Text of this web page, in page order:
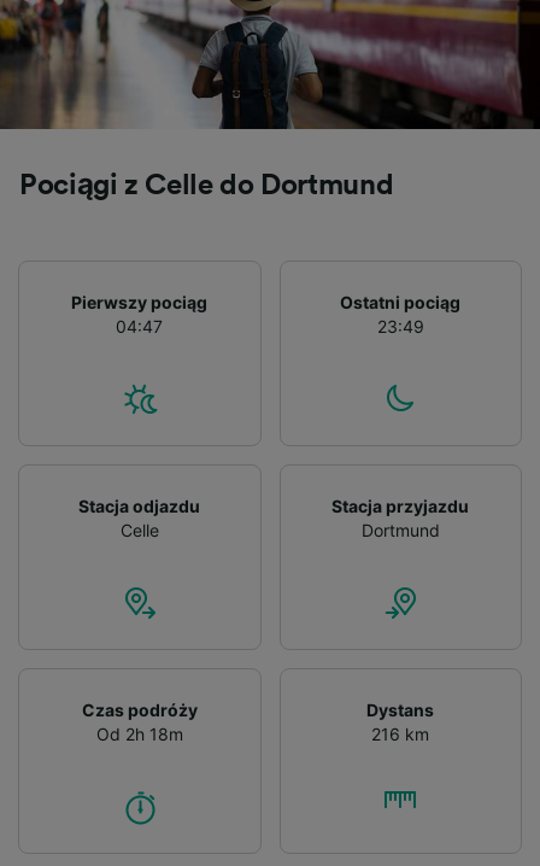
Pociągi z Celle do Dortmund
Pierwszy pociąg
04:47
Ostatni pociąg
23:49
Stacja odjazdu
Celle
Stacja przyjazdu
Dortmund
Czas podróży
Od 2h 18m
Dystans
216 km
Use precise geolocation data. Actively scan
device characteristics for identification. Store
and/or access information on a device.
Personalised advertising and content,
advertising and content measurement,
audience research and services development.
List of Partners